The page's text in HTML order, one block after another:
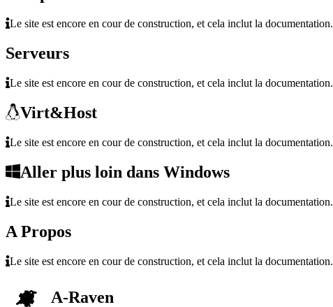
Le site est encore en cour de construction, et cela inclut la documentation.
Serveurs
Le site est encore en cour de construction, et cela inclut la documentation.
Virt&Host
Le site est encore en cour de construction, et cela inclut la documentation.
Aller plus loin dans Windows
Le site est encore en cour de construction, et cela inclut la documentation.
A Propos
Le site est encore en cour de construction, et cela inclut la documentation.
A-Raven